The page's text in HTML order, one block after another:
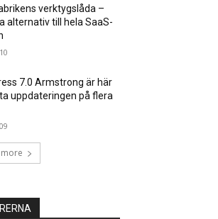
verktygslåda –
alternativ till hela SaaS-
7.0 Armstrong är här
uppdateringen på flera